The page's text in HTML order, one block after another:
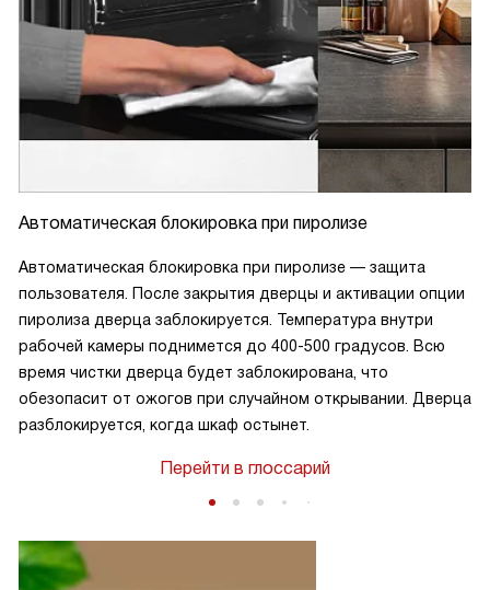
Автоматическая блокировка при пиролизе
Автоматическая блокировка при пиролизе — защита
пользователя. После закрытия дверцы и активации опции
пиролиза дверца заблокируется. Температура внутри
рабочей камеры поднимется до 400-500 градусов. Всю
время чистки дверца будет заблокирована, что
обезопасит от ожогов при случайном открывании. Дверца
разблокируется, когда шкаф остынет.
Перейти в глоссарий